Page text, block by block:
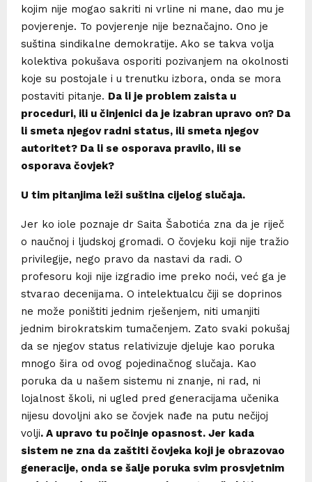
kojim nije mogao sakriti ni vrline ni mane, dao mu je
povjerenje. To povjerenje nije beznačajno. Ono je
suština sindikalne demokratije. Ako se takva volja
kolektiva pokušava osporiti pozivanjem na okolnosti
koje su postojale i u trenutku izbora, onda se mora
postaviti pitanje. Da li je problem zaista u
proceduri, ili u činjenici da je izabran upravo on? Da
li smeta njegov radni status, ili smeta njegov
autoritet? Da li se osporava pravilo, ili se
osporava čovjek?
U tim pitanjima leži suština cijelog slučaja.
Jer ko iole poznaje dr Saita Šabotića zna da je riječ
o naučnoj i ljudskoj gromadi. O čovjeku koji nije tražio
privilegije, nego pravo da nastavi da radi. O
profesoru koji nije izgradio ime preko noći, već ga je
stvarao decenijama. O intelektualcu čiji se doprinos
ne može poništiti jednim rješenjem, niti umanjiti
jednim birokratskim tumačenjem. Zato svaki pokušaj
da se njegov status relativizuje djeluje kao poruka
mnogo šira od ovog pojedinačnog slučaja. Kao
poruka da u našem sistemu ni znanje, ni rad, ni
lojalnost školi, ni ugled pred generacijama učenika
nijesu dovoljni ako se čovjek nađe na putu nečijoj
volji. A upravo tu počinje opasnost. Jer kada
sistem ne zna da zaštiti čovjeka koji je obrazovao
generacije, onda se šalje poruka svim prosvjetnim